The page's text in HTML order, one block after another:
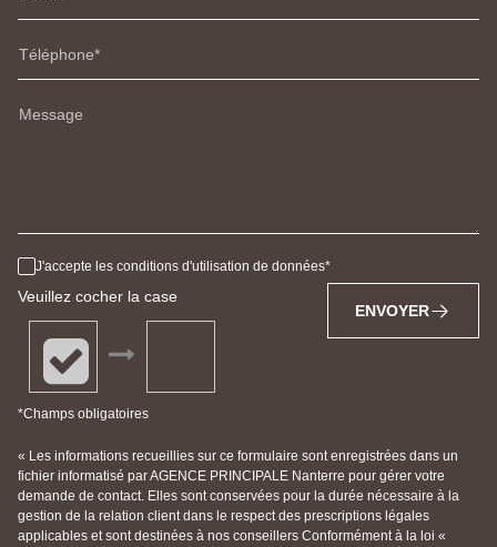
Téléphone
Message
J'accepte les conditions d'utilisation de données
Veuillez cocher la case
*Champs obligatoires
ENVOYER
« Les informations recueillies sur ce formulaire sont enregistrées dans un
fichier informatisé par AGENCE PRINCIPALE Nanterre pour gérer votre
demande de contact. Elles sont conservées pour la durée nécessaire à la
gestion de la relation client dans le respect des prescriptions légales
applicables et sont destinées à nos conseillers Conformément à la loi «